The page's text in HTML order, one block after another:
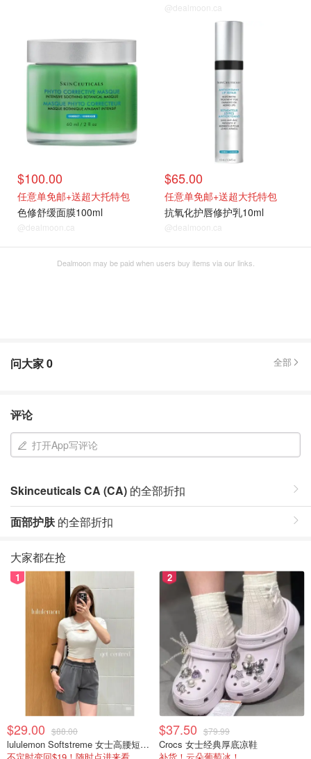
@dealmoon.ca
$100.00
任意单免邮+送超大托特包
色修舒缓面膜100ml
@dealmoon.ca
$65.00
任意单免邮+送超大托特包
抗氧化护唇修护乳10ml
@dealmoon.ca
Dealmoon may be paid when users buy items via our links.
问大家0 全部
评论
打开App写评论
Skinceuticals CA (CA) 的全部折扣
面部护肤的全部折扣
大家都在抢
1
$29.00 $88.00
lululemon Softstreme 女士高腰短裤 10cm
2
$37.50 $79.99
Crocs 女士经典厚底凉鞋